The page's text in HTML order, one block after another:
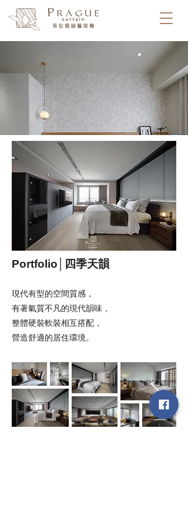
Portfolio│四季天韻
現代有型的空間質感，
有著氣質不凡的現代韻味，
整體硬裝軟裝相互搭配，
營造舒適的居住環境。